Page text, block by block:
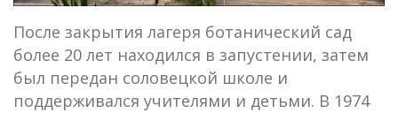
После закрытия лагеря ботанический сад
более 20 лет находился в запустении, затем
был передан соловецкой школе и
поддерживался учителями и детьми. В 1974